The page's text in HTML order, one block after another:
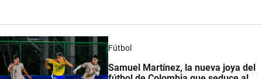
Fútbol
Samuel Martínez, la nueva joya del